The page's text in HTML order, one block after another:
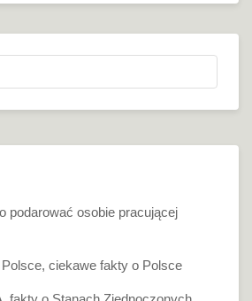
podarować osobie pracującej
ciekawe fakty o Polsce